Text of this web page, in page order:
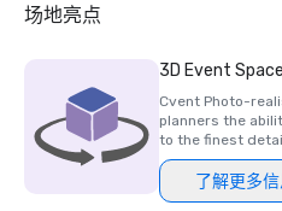
2018 年和 2019 年读者选择奖-
2017 年最佳度假酒店-今日会议
场地亮点
3D Event Space
Cvent Photo-
planners the
to the finest
了解更多